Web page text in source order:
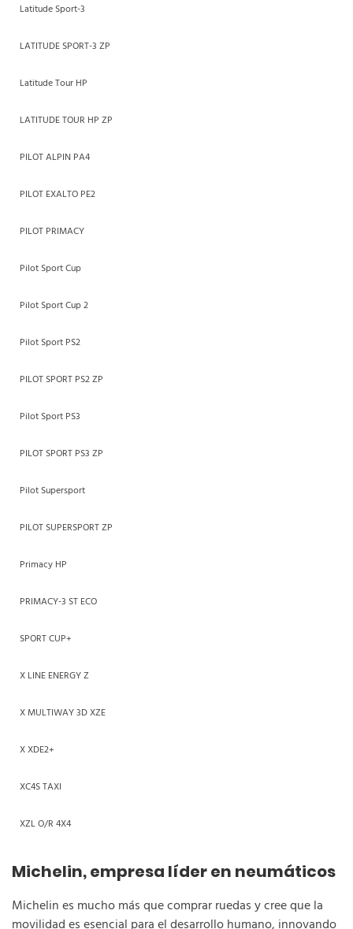
Latitude Sport-3
LATITUDE SPORT-3 ZP
Latitude Tour HP
LATITUDE TOUR HP ZP
PILOT ALPIN PA4
PILOT EXALTO PE2
PILOT PRIMACY
Pilot Sport Cup
Pilot Sport Cup 2
Pilot Sport PS2
PILOT SPORT PS2 ZP
Pilot Sport PS3
PILOT SPORT PS3 ZP
Pilot Supersport
PILOT SUPERSPORT ZP
Primacy HP
PRIMACY-3 ST ECO
SPORT CUP+
X LINE ENERGY Z
X MULTIWAY 3D XZE
X XDE2+
XC4S TAXI
XZL O/R 4X4
Michelin, empresa líder en neumáticos
Michelin es mucho más que comprar ruedas y cree que la
movilidad es esencial para el desarrollo humano, innovando